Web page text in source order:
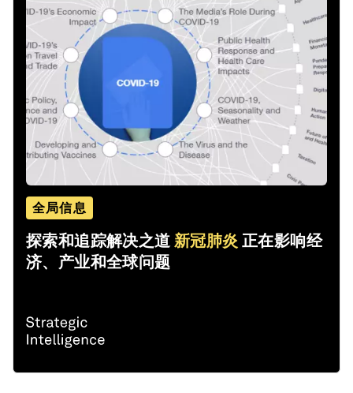
全局信息
探索和追踪解决之道新冠肺炎 正在影响经
济、产业和全球问题